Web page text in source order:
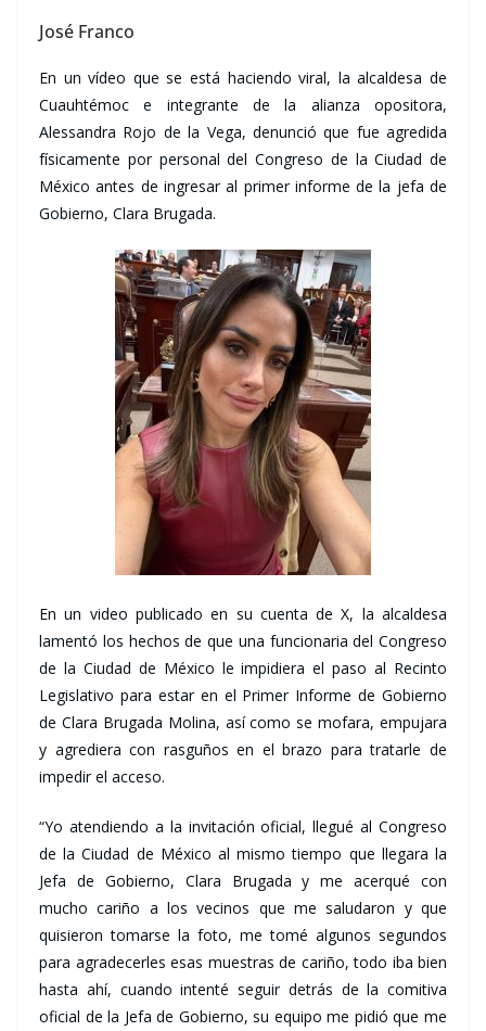
José Franco
En un vídeo que se está haciendo viral, la alcaldesa de
Cuauhtémoc e integrante de la alianza opositora,
Alessandra Rojo de la Vega, denunció que fue agredida
físicamente por personal del Congreso de la Ciudad de
México antes de ingresar al primer informe de la jefa de
Gobierno, Clara Brugada.
En un video publicado en su cuenta de X, la alcaldesa
lamentó los hechos de que una funcionaria del Congreso
de la Ciudad de México le impidiera el paso al Recinto
Legislativo para estar en el Primer Informe de Gobierno
de Clara Brugada Molina, así como se mofara, empujara
y agrediera con rasguños en el brazo para tratarle de
impedir el acceso.
“Yo atendiendo a la invitación oficial, llegué al Congreso
de la Ciudad de México al mismo tiempo que llegara la
Jefa de Gobierno, Clara Brugada y me acerqué con
mucho cariño a los vecinos que me saludaron y que
quisieron tomarse la foto, me tomé algunos segundos
para agradecerles esas muestras de cariño, todo iba bien
hasta ahí, cuando intenté seguir detrás de la comitiva
oficial de la Jefa de Gobierno, su equipo me pidió que me